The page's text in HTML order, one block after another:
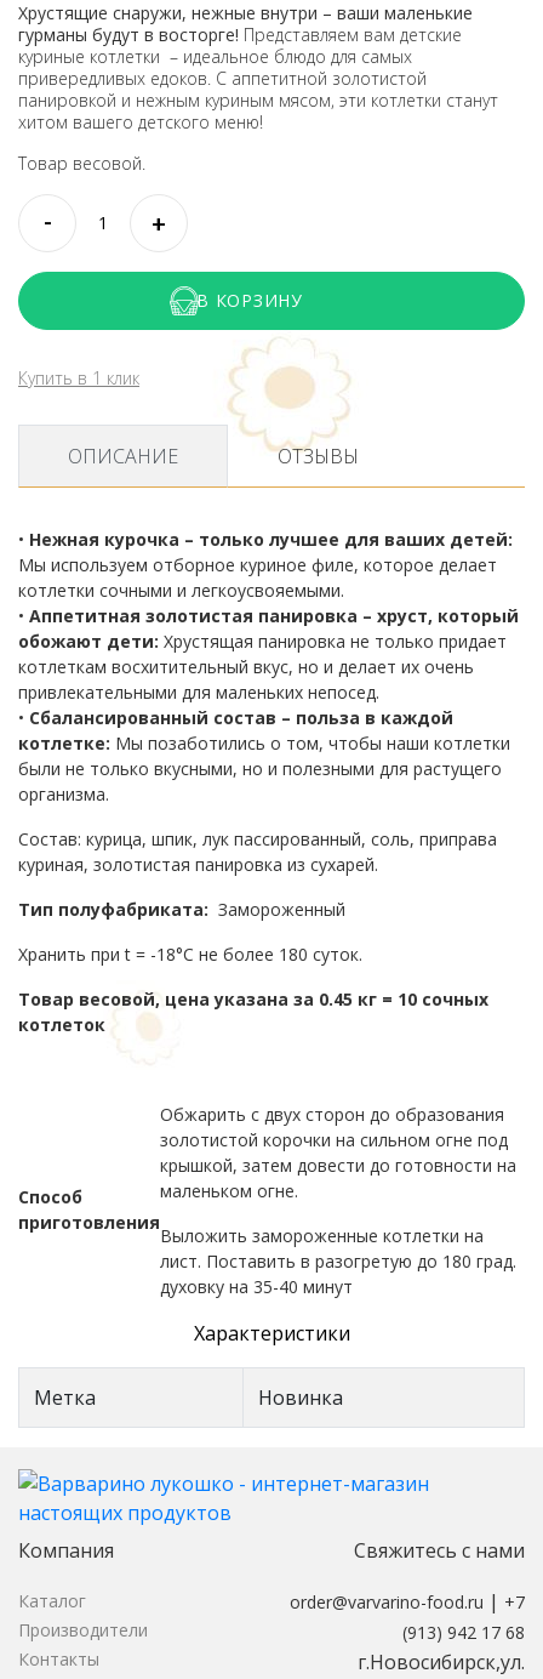
Хрустящие снаружи, нежные внутри – ваши маленькие
гурманы будут в восторге! Представляем вам детские
куриные котлетки – идеальное блюдо для самых
привередливых едоков. С аппетитной золотистой
панировкой и нежным куриным мясом, эти котлетки станут
хитом вашего детского меню!
Товар весовой.
В КОРЗИНУ
Купить в 1 клик
ОПИСАНИЕ ОТЗЫВЫ
• Нежная курочка – только лучшее для ваших детей:
Мы используем отборное куриное филе, которое делает
котлетки сочными и легкоусвояемыми.
• Аппетитная золотистая панировка – хруст, который
обожают дети: Хрустящая панировка не только придает
котлеткам восхитительный вкус, но и делает их очень
привлекательными для маленьких непосед.
• Сбалансированный состав – польза в каждой
котлетке: Мы позаботились о том, чтобы наши котлетки
были не только вкусными, но и полезными для растущего
организма.
Состав: курица, шпик, лук пассированный, соль, приправа
куриная, золотистая панировка из сухарей.
Тип полуфабриката: Замороженный
Хранить при t = -18°С не более 180 суток.
Товар весовой, цена указана за 0.45 кг = 10 сочных
котлеток
Способ
приготовления
Обжарить с двух сторон до образования
золотистой корочки на сильном огне под
крышкой, затем довести до готовности на
маленьком огне.
Выложить замороженные котлетки на
лист. Поставить в разогретую до 180 град.
духовку на 35-40 минут
Характеристики
Метка Новинка
Компания
Каталог
Производители
Контакты
Свяжитесь с нами
order@varvarino-food.ru | +7
(913) 942 17 68
г.Новосибирск,ул.